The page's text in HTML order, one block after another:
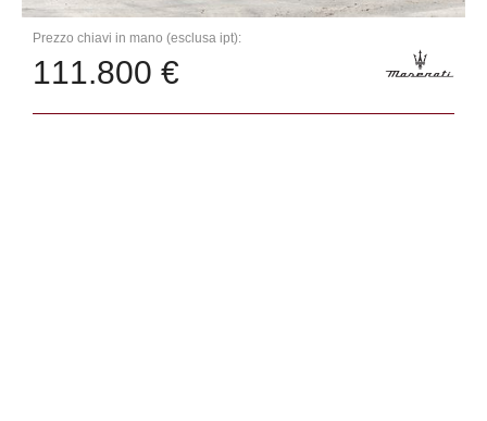
Prezzo chiavi in mano (esclusa ipt):
111.800 €